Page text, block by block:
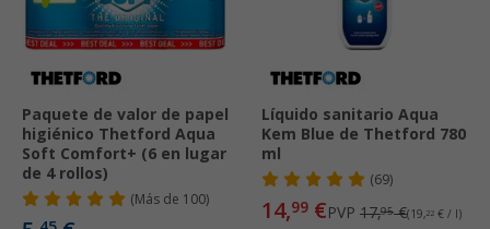
Paquete de valor de papel
higiénico Thetford Aqua
Soft Comfort+ (6 en lugar
de 4 rollos)
( Más de 100)
Líquido sanitario Aqua
Kem Blue de Thetford 780
ml
(69)
14,99 €PVP 17,95€(19,22 € / l)